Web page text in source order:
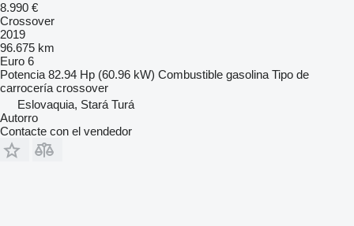
8.990 €
Crossover
2019
96.675 km
Euro 6
Potencia 82.94 Hp (60.96 kW) Combustible gasolina Tipo de
carrocería crossover
Eslovaquia, Stará Turá
Autorro
Contacte con el vendedor